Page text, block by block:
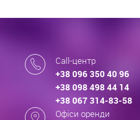
Call-центр
+38 096 350 40 96
+38 098 498 44 14
+38 067 314-83-58
Офіси оренди